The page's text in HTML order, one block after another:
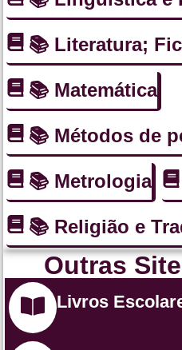
📚 Literatura;
📚 Matemática
📚 Métodos de
📚 Metrologia
📚 Religião e
Outras
Livros